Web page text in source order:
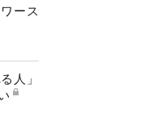
ース
人」